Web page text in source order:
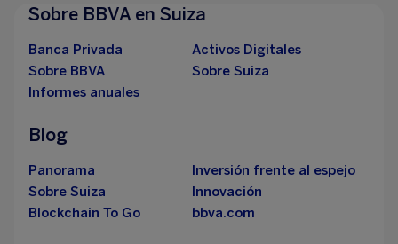
Sobre BBVA en Suiza
Banca Privada
Activos Digitales
Sobre BBVA
Sobre Suiza
Informes anuales
Blog
Panorama
Inversión frente al espejo
Sobre Suiza
Innovación
Blockchain To Go
bbva.com